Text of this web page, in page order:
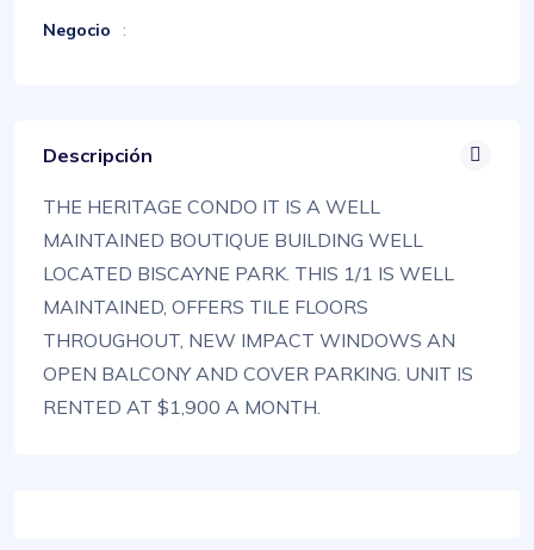
Negocio :
Descripción
THE HERITAGE CONDO IT IS A WELL
MAINTAINED BOUTIQUE BUILDING WELL
LOCATED BISCAYNE PARK. THIS 1/1 IS WELL
MAINTAINED, OFFERS TILE FLOORS
THROUGHOUT, NEW IMPACT WINDOWS AN
OPEN BALCONY AND COVER PARKING. UNIT IS
RENTED AT $1,900 A MONTH.